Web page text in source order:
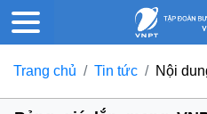
Trang chủ Tin tức Nội